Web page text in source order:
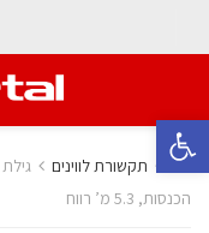
פתח סרגל נגישות
בית תקשורת לווינים
הכנסות, 5.3 מ’ רווח